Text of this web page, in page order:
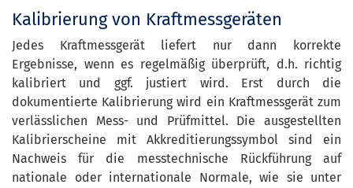
Kalibrierung von Kraftmessgeräten
Jedes Kraftmessgerät liefert nur dann korrekte
Ergebnisse, wenn es regelmäßig überprüft, d.h. richtig
kalibriert und ggf. justiert wird. Erst durch die
dokumentierte Kalibrierung wird ein Kraftmessgerät zum
verlässlichen Mess- und Prüfmittel. Die ausgestellten
Kalibrierscheine mit Akkreditierungssymbol sind ein
Nachweis für die messtechnische Rückführung auf
nationale oder internationale Normale, wie sie unter